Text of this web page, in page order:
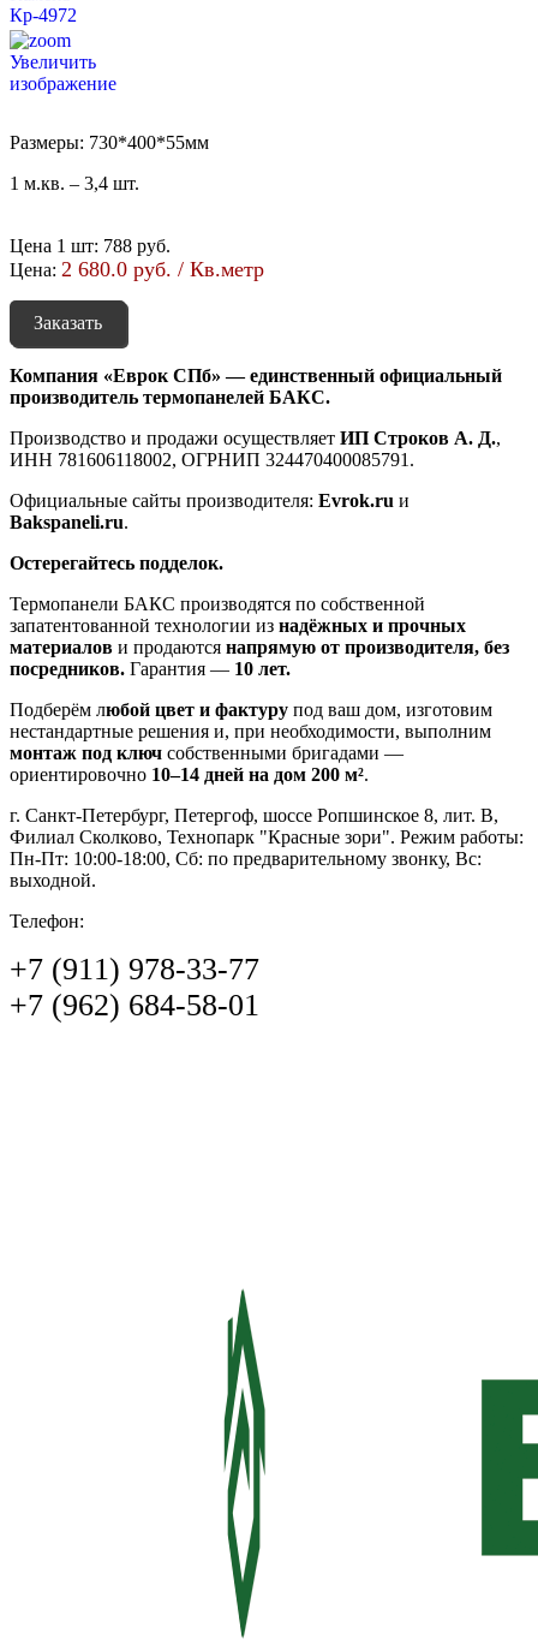
Увеличить
изображение
Размеры: 730*400*55мм
1 м.кв. – 3,4 шт.
Цена 1 шт: 788 руб.
Цена: 2 680.0 руб. / Кв.метр
Заказать
Компания «Еврок СПб» — единственный официальный
производитель термопанелей БАКС.
Производство и продажи осуществляет ИП Строков А. Д.,
ИНН 781606118002, ОГРНИП 324470400085791.
Официальные сайты производителя: Evrok.ru и
Bakspaneli.ru.
Остерегайтесь подделок.
Термопанели БАКС производятся по собственной
запатентованной технологии из надёжных и прочных
материалов и продаются напрямую от производителя, без
посредников. Гарантия — 10 лет.
Подберём любой цвет и фактуру под ваш дом, изготовим
нестандартные решения и, при необходимости, выполним
монтаж под ключ собственными бригадами —
ориентировочно 10–14 дней на дом 200 м².
г. Санкт-Петербург, Петергоф, шоссе Ропшинское 8, лит. В,
Филиал Сколково, Технопарк "Красные зори". Режим работы:
Пн-Пт: 10:00-18:00, Сб: по предварительному звонку, Вс:
выходной.
Телефон:
+7 (911) 978-33-77
+7 (962) 684-58-01‬